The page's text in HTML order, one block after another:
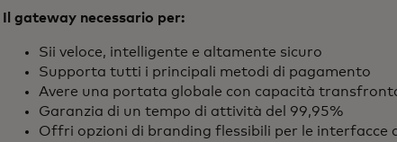
Il gateway necessario per:
Sii veloce, intelligente e altamente sicuro
Supporta tutti i principali metodi di pagamento
Avere una portata globale con capacità
Garanzia di un tempo di attività del 99,95%
Offri opzioni di branding flessibili per le interfacce